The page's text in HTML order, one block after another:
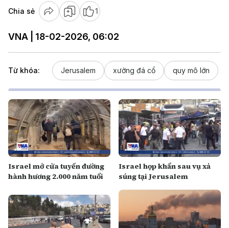
Chia sẻ 1
VNA | 18-02-2026, 06:02
Từ khóa: Jerusalem xưởng đá cổ quy mô lớn
Israel mở cửa tuyến đường
hành hương 2.000 năm tuổi
Israel họp khẩn sau vụ xả
súng tại Jerusalem